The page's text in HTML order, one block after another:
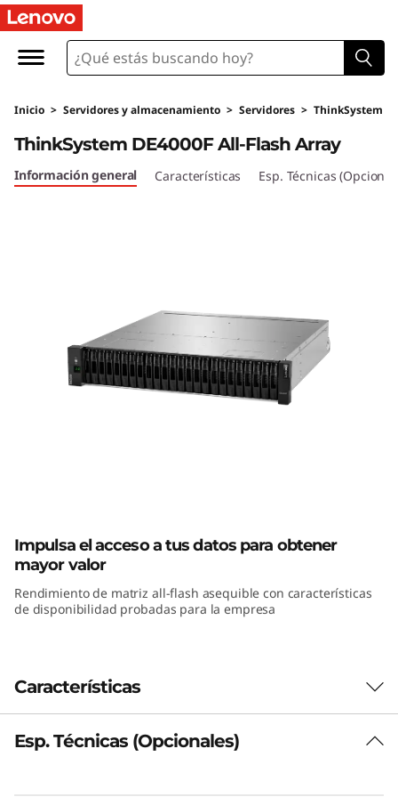
M
h
d
h
Inicio > Servidores y almacenamiento > Servidores > ThinkSystem
ThinkSystem DE4000F All-Flash Array
Información general Características Esp. Técnicas
Impulsa el acceso a tus datos para obtener
mayor valor
Rendimiento de matriz all-flash asequible con características
de disponibilidad probadas para la empresa
Características
El desafío
Esp. Técnicas (Opcionales)